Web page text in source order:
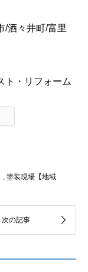
/酒々井町/富里
・リフォーム
, 塗装現場【地域